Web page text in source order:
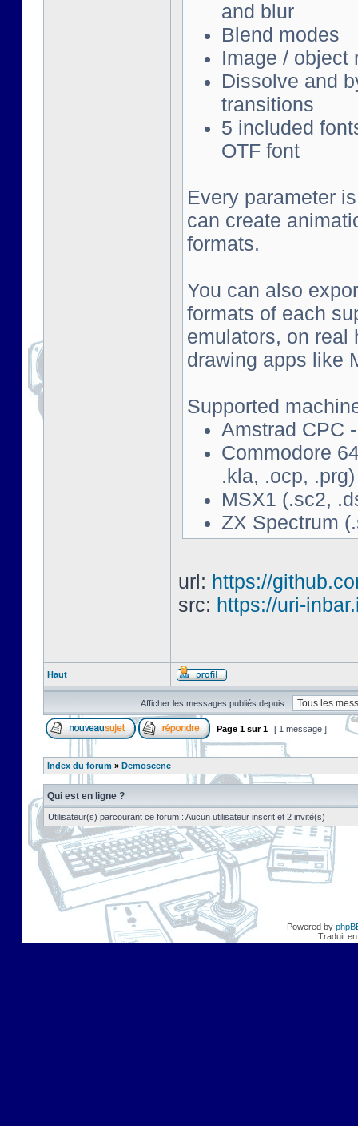
and blur
Blend modes
Image / object
Dissolve and
transitions
5 included
OTF font
Every parameter
can create
formats.
You can also
formats of each
emulators, on real
drawing apps like
Supported
Amstrad CPC
Commodore
.kla, .ocp, .prg)
MSX1 (.sc2,
ZX Spectrum
url: https://
src: https://uri-
Haut
Afficher les messages publiés depuis :
Page 1 sur1 [ 1 message ]
Index du forum » Demoscene
Qui est en ligne ?
Utilisateur(s) parcourant ce forum : Aucun utilisateur inscrit et 2 invité(s)
Powered by
Traduit